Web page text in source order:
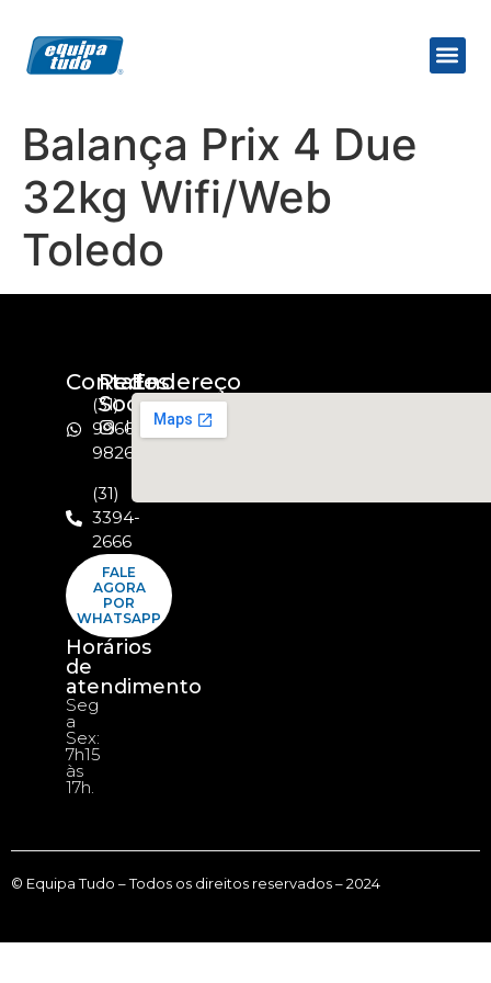
Balança Prix 4 Due
32kg Wifi/Web
Toledo
Contato
(31)
99664-
9826
(31)
3394-
2666
FALE
AGORA
POR
WHATSAPP
Horários
de
atendimento
Seg
a
Sex:
7h15
às
17h.
Redes
Socias
Instagram
Endereço
© Equipa Tudo – Todos os direitos reservados – 2024